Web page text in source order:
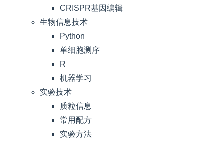
CRISPR基因编辑
生物信息技术
Python
单细胞测序
R
机器学习
实验技术
质粒信息
常用配方
实验方法